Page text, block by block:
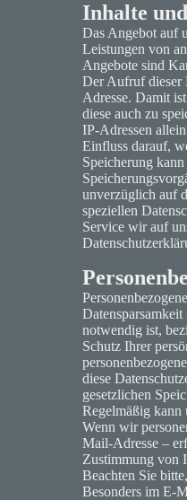
Inhalte
Das Angebot auf
Leistungen von
Angebote sind
Der Aufruf dieser
Adresse. Damit
diese auch zu
IP-Adressen
Einfluss darauf,
Speicherung
unverzüglich auf
speziellen
Service wir auf
notwendig ist,
Schutz Ihrer
diese
gesetzlichen
Regelmäßig kann
Wenn wir
Mail-Adresse –
Zustimmung von
Beachten Sie
Besonders im E-